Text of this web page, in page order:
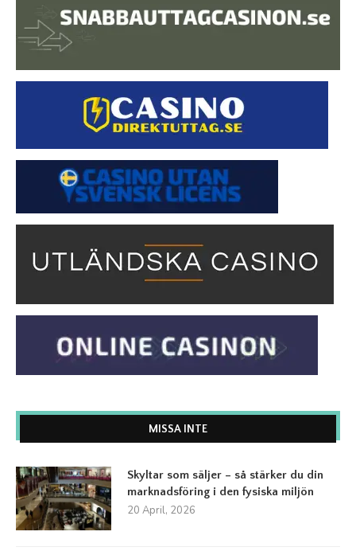
MISSA INTE
Skyltar som säljer – så stärker du din
marknadsföring i den fysiska miljön
20 April, 2026